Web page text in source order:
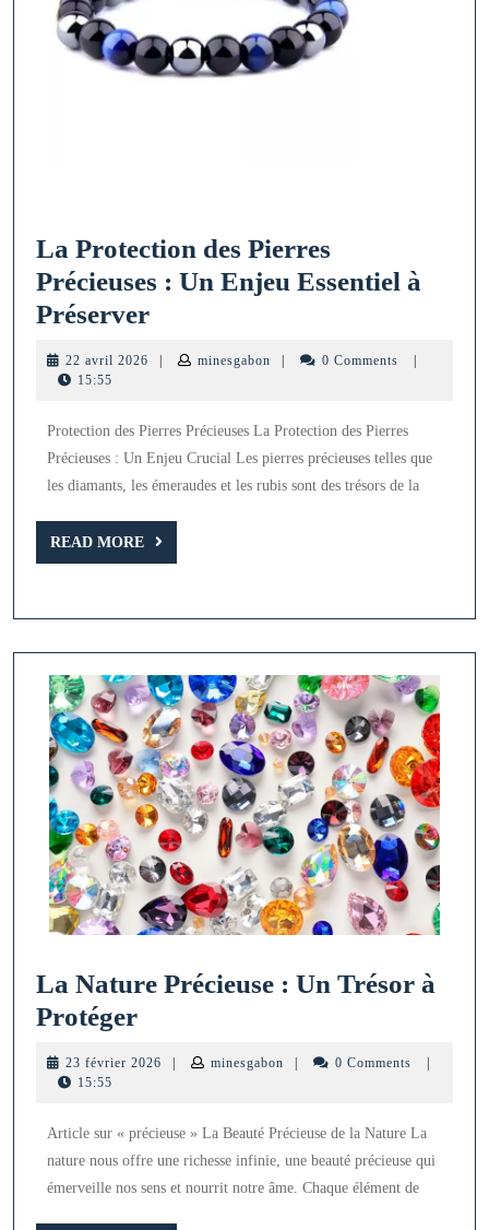
La Protection des Pierres
Précieuses : Un Enjeu Essentiel à
PréserverLa
Protection
des
Précieuses
:
Enjeu
22 avril 2026 22| minesgabon minesgabon
| 0 Comments
|
15:55
Protection des Pierres Précieuses La Protection des Pierres
Précieuses : Un Enjeu Crucial Les pierres précieuses telles que
les diamants, les émeraudes et les rubis sont des trésors de la
READ MORE
READ
MORE
La Nature Précieuse : Un Trésor à
ProtégerLa
Nature
Un
Trésor
23 février 2026 23
minesgabon minesgabon0 Comments
15:55
Article sur « précieuse » La Beauté Précieuse de la Nature La
nature nous offre une richesse infinie, une beauté précieuse qui
émerveille nos sens et nourrit notre âme. Chaque élément de